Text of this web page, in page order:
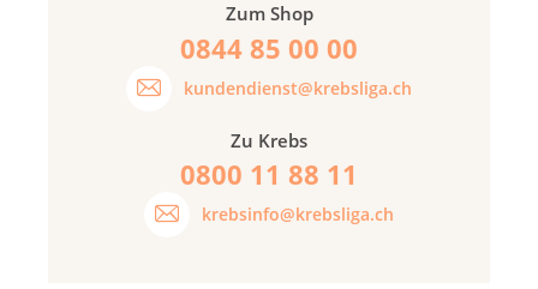
Zum Shop
0844 85 00 00
kundendienst@krebsliga.ch
Zu Krebs
0800 11 88 11
krebsinfo@krebsliga.ch